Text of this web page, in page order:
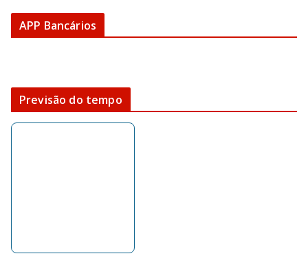
APP Bancários
Previsão do tempo